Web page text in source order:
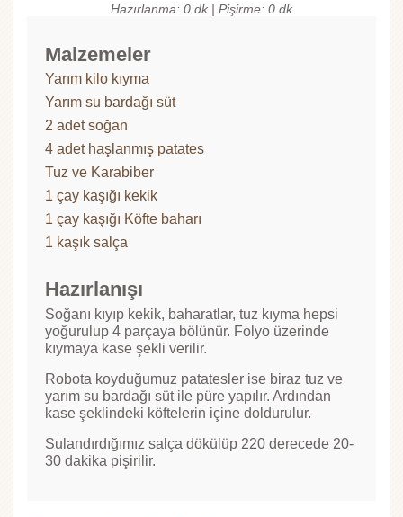
Hazırlanma: 0 dk | Pişirme: 0 dk
Malzemeler
Yarım kilo kıyma
Yarım su bardağı süt
2 adet soğan
4 adet haşlanmış patates
Tuz ve Karabiber
1 çay kaşığı kekik
1 çay kaşığı Köfte baharı
1 kaşık salça
Hazırlanışı
Soğanı kıyıp kekik, baharatlar, tuz kıyma hepsi
yoğurulup 4 parçaya bölünür. Folyo üzerinde
kıymaya kase şekli verilir.
Robota koyduğumuz patatesler ise biraz tuz ve
yarım su bardağı süt ile püre yapılır. Ardından
kase şeklindeki köftelerin içine doldurulur.
Sulandırdığımız salça dökülüp 220 derecede 20-
30 dakika pişirilir.